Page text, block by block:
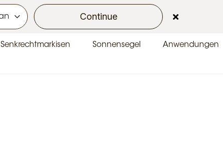
Continue
Kontakt
Senkrechtmarkisen Sonnensegel Anwendungen